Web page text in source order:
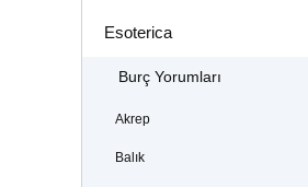
Esoterica
Burç Yorumları
Akrep
Balık